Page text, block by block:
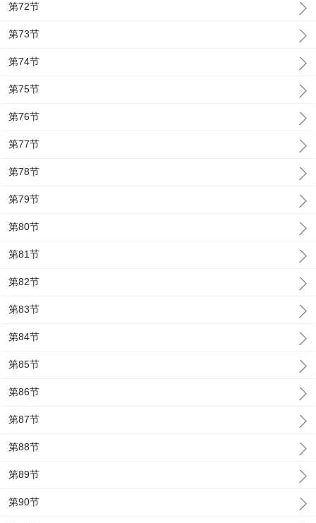
第72节
第73节
第74节
第75节
第76节
第77节
第78节
第79节
第80节
第81节
第82节
第83节
第84节
第85节
第86节
第87节
第88节
第89节
第90节